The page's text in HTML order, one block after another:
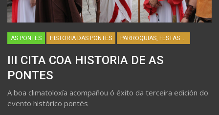
AS PONTES HISTORIA DAS PONTES
III CITA COA HISTORIA DE AS
PONTES
A boa climatoloxía acompañou ó éxito da terceira edición do
evento histórico pontés